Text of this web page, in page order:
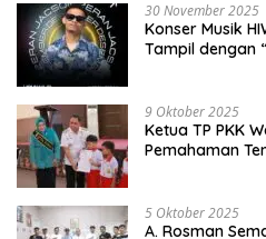
30 November 2025
Konser Musik
Tampil dengan
9 Oktober 2025
Ketua TP PKK
Pemahaman
5 Oktober 2025
A. Rosman